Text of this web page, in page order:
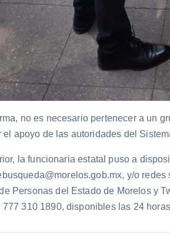
no es necesario pertenecer a un
el apoyo de las autoridades del
la funcionaria estatal puso a
y/o
Personas del Estado de Morelos y
777 310 1890, disponibles las 24